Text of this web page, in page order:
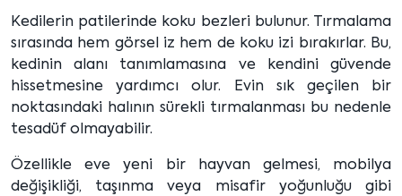
Kedilerin patilerinde koku bezleri bulunur. Tırmalama
sırasında hem görsel iz hem de koku izi bırakırlar. Bu,
kedinin alanı tanımlamasına ve kendini güvende
hissetmesine yardımcı olur. Evin sık geçilen bir
noktasındaki halının sürekli tırmalanması bu nedenle
tesadüf olmayabilir.
Özellikle eve yeni bir hayvan gelmesi, mobilya
değişikliği, taşınma veya misafir yoğunluğu gibi